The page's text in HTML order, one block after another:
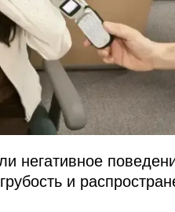
негативное
и